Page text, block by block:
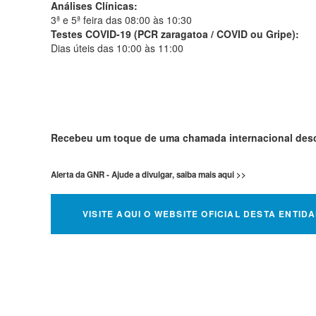
Análises Clínicas:
3ª e 5ª feira das 08:00 às 10:30
Testes COVID-19 (PCR zaragatoa / COVID ou Gripe):
Dias úteis das 10:00 às 11:00
Recebeu um toque de uma chamada internacional
Alerta da GNR - Ajude a divulgar, saiba mais aqui >>
VISITE AQUI O WEBSITE OFICIAL DESTA